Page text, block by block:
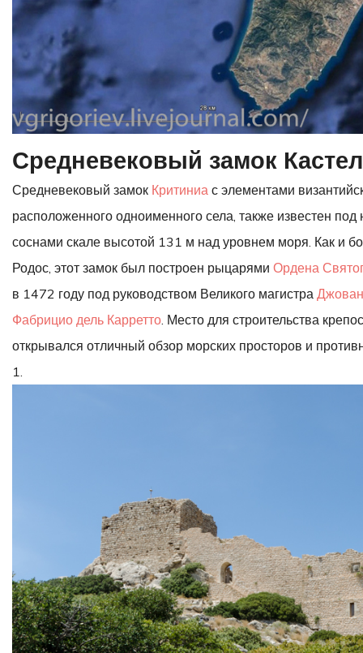
Средневековый замок
Средневековый замок Критиниа с элементами
расположенного одноименного села, также известен
соснами скале высотой 131 м над уровнем моря. Как и
Родос, этот замок был построен рыцарями Ордена
в 1472 году под руководством Великого магистра
Фабрицио дель Карретто . Место для строительства
открывался отличный обзор морских просторов и
1.